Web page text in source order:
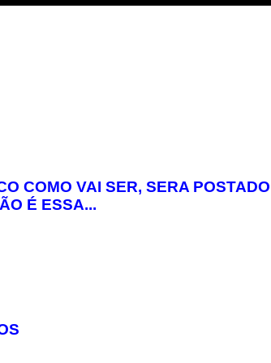
COMO VAI SER, SERA
É ESSA...